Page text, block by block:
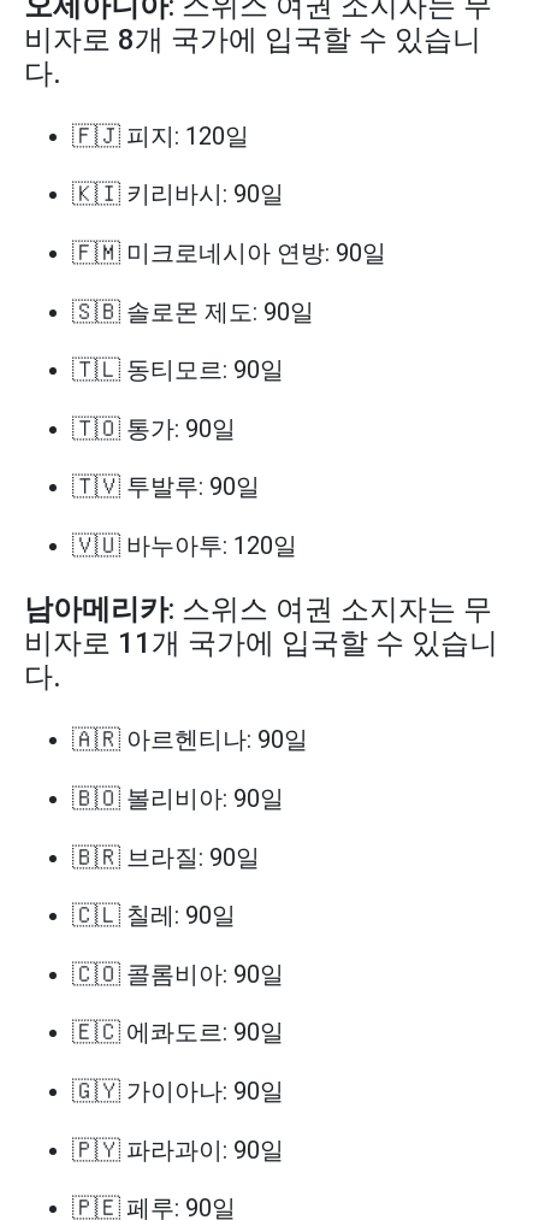
비자로 8개 국가에 입국할 수 있습니
다.
🇫🇯 피지: 120일
🇰🇮 키리바시: 90일
🇫🇲 미크로네시아 연방: 90일
🇸🇧 솔로몬 제도: 90일
🇹🇱 동티모르: 90일
🇹🇴 통가: 90일
🇹🇻 투발루: 90일
🇻🇺 바누아투: 120일
남아메리카: 스위스 여권 소지자는 무
비자로 11개 국가에 입국할 수 있습니
다.
🇦🇷 아르헨티나: 90일
🇧🇴 볼리비아: 90일
🇧🇷 브라질: 90일
🇨🇱 칠레: 90일
🇨🇴 콜롬비아: 90일
🇪🇨 에콰도르: 90일
🇬🇾 가이아나: 90일
🇵🇾 파라과이: 90일
🇵🇪 페루: 90일